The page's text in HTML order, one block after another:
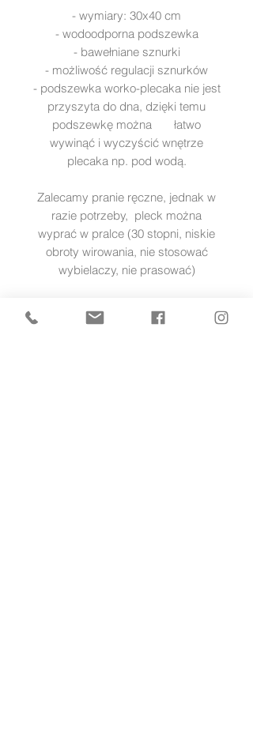
- wymiary: 30x40 cm
- wodoodporna podszewka
- bawełniane sznurki
- możliwość regulacji sznurków
- podszewka worko-plecaka nie jest
przyszyta do dna, dzięki temu
podszewkę można łatwo
wywinąć i wyczyścić wnętrze
plecaka np. pod wodą.
Zalecamy pranie ręczne, jednak w
razie potrzeby, pleck można
wyprać w pralce (30 stopni, niskie
obroty wirowania, nie stosować
wybielaczy, nie prasować)
zwrot